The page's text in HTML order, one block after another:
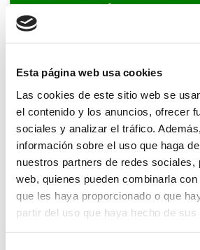
Esta página web usa cookies
Las cookies de este sitio web se
el contenido y los anuncios, ofrecer
sociales y analizar el tráfico.
información sobre el uso que haga
nuestros partners de redes sociales,
web, quienes pueden combinarla
que les haya proporcionado o que
partir del uso que haya hecho de
Disponemos de stock, envío
Referencia: 5733
Fabricante:
Motoazada con motor de 7 cv para
hasta 500 m2.De dos marchas
y depósito de combustible de 3,6
fresas de cuatro cuchillas.
Esta motoazada dispone de caja de
baño de aceite para evitar deterioros
unas medidas de 1.380x650x970 mm
Una de sus princvipales